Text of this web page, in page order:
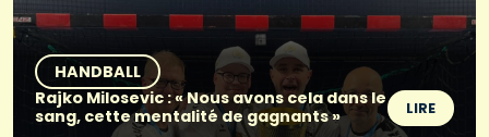
HANDBALL
Rajko Milosevic : « Nous avons cela dans le
sang, cette mentalité de gagnants »
LIRE